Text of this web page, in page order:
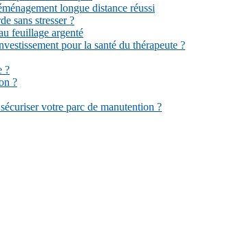
longue distance réussi
sans stresser ?
feuillage argenté
pour la santé du thérapeute ?
?
?
votre parc de manutention ?